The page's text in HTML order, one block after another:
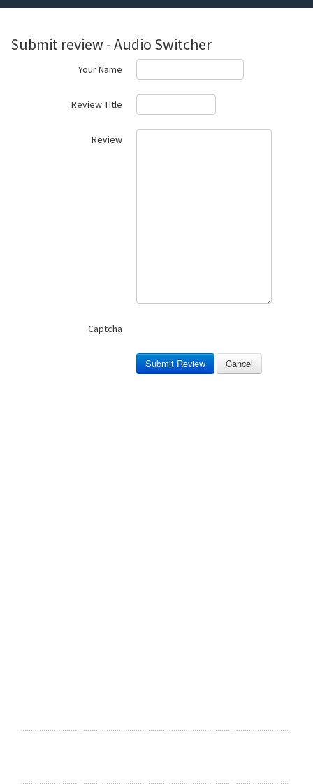
Submit review - Audio Switcher
Your Name
Review Title
Review
Captcha
Submit Review Cancel